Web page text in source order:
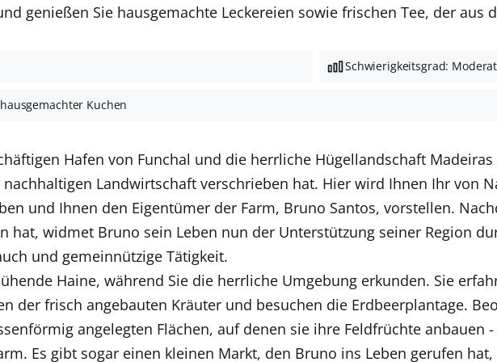
genießen Sie hausgemachte Leckereien sowie frischen Tee, der
Schwierigkeitsgrad: Moderat
Kuchen
Hafen von Funchal und die herrliche Hügellandschaft
Landwirtschaft verschrieben hat. Hier wird Ihnen Ihr von
und Ihnen den Eigentümer der Farm, Bruno Santos, vorstellen.
hat, widmet Bruno sein Leben nun der Unterstützung seiner Region
und gemeinnützige Tätigkeit.
Haine, während Sie die herrliche Umgebung erkunden. Sie
der frisch angebauten Kräuter und besuchen die Erdbeerplantage.
angelegten Flächen, auf denen sie ihre Feldfrüchte anbauen
Es gibt sogar einen kleinen Markt, den Bruno ins Leben gerufen